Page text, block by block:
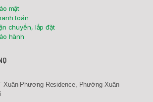
mật
toán
chuyển, lắp đặt
hành
Xuân Phương Residence, Phường Xuân